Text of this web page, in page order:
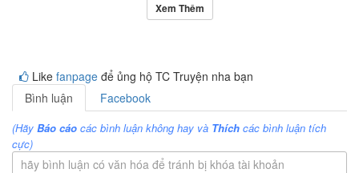
Xem Thêm
Like fanpage để ủng hộ TC Truyện nha bạn
Bình luận
Facebook
(Hãy Báo cáo các bình luận không hay và Thích các bình luận tích
cực)
hãy bình luận có văn hóa để tránh bị khóa tài khoản